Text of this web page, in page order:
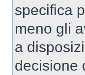
specifica
meno gli
a
decisione